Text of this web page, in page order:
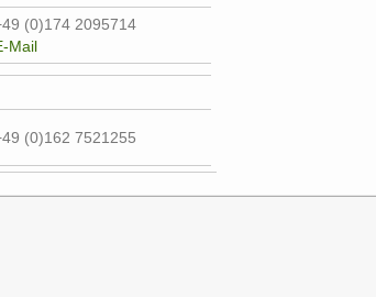
(0)174 2095714
Mail
(0)162 7521255